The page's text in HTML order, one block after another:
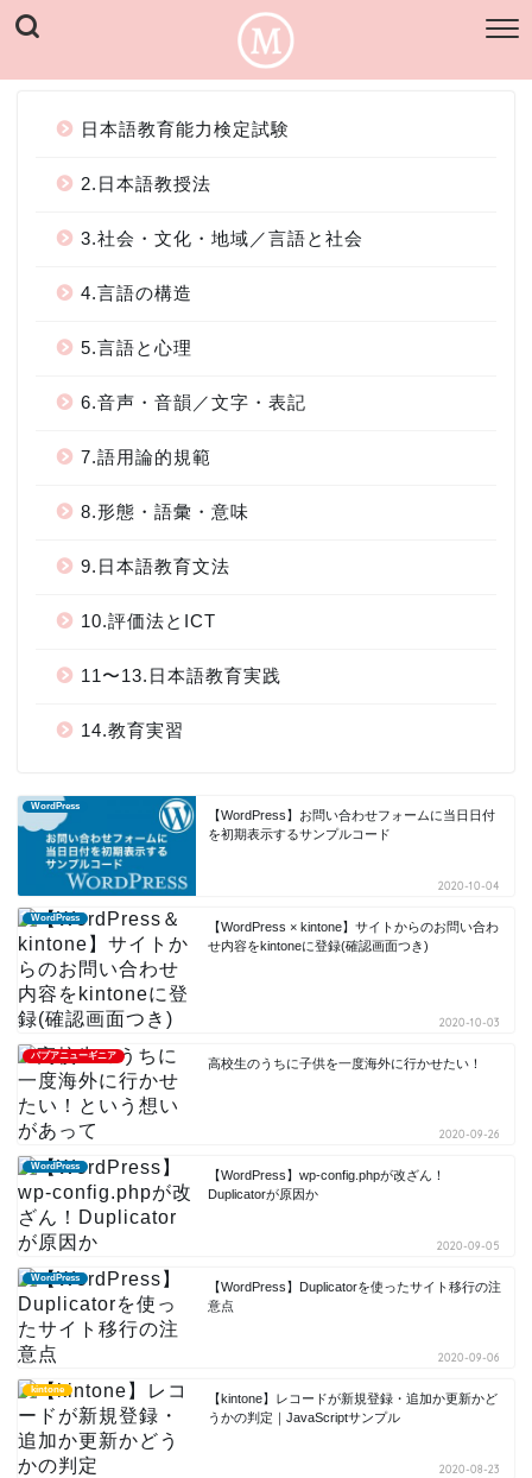
日本語教育能力検定試験
2.日本語教授法
3.社会・文化・地域／言語と社会
4.言語の構造
5.言語と心理
6.音声・音韻／文字・表記
7.語用論的規範
8.形態・語彙・意味
9.日本語教育文法
10.評価法とICT
11〜13.日本語教育実践
14.教育実習
WordPress
【WordPress】お問い合わせフォームに当日日付
を初期表示するサンプルコード
2020-10-04
WordPress
【WordPress × kintone】サイトからのお問い合わ
せ内容をkintoneに登録(確認画面つき)
2020-10-03
パプアニューギニア
高校生のうちに子供を一度海外に行かせたい！
2020-09-26
WordPress
【WordPress】wp-config.phpが改ざん！
Duplicatorが原因か
2020-09-05
WordPress
【WordPress】Duplicatorを使ったサイト移行の注
意点
2020-09-06
kintone
【kintone】レコードが新規登録・追加か更新かど
うかの判定｜JavaScriptサンプル
2020-08-23